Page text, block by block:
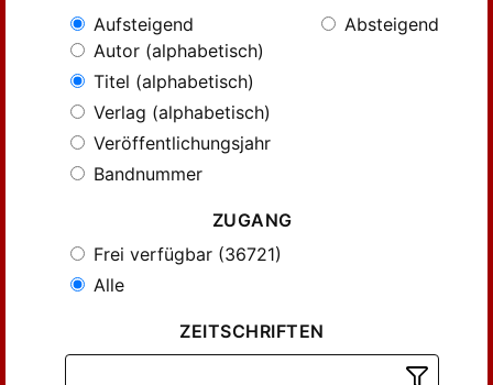
Aufsteigend
Absteigend
Autor (alphabetisch)
Titel (alphabetisch)
Verlag (alphabetisch)
Veröffentlichungsjahr
Bandnummer
ZUGANG
Frei verfügbar (36721)
Alle
ZEITSCHRIFTEN